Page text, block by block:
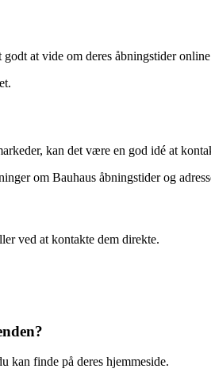
at vide om deres åbningstider
kan det være en god idé at
om Bauhaus åbningstider og
ved at kontakte dem direkte.
kan finde på deres hjemmeside.